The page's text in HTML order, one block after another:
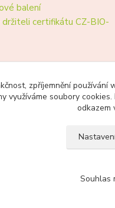
balení
držiteli certifikátu CZ-BIO-
zpříjemnění
využíváme soubory
odkazem
Souhlas